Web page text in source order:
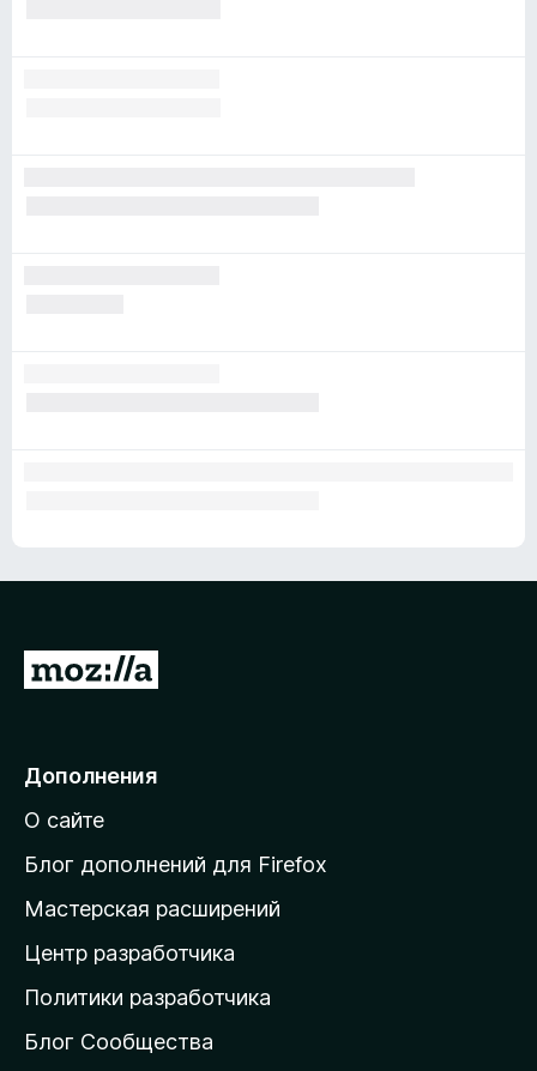
П
е
й
т
и
а
д
о
а
Дополнения
О сайте
Блог дополнений для Firefox
Мастерская расширений
Центр разработчика
Политики разработчика
Блог Сообщества